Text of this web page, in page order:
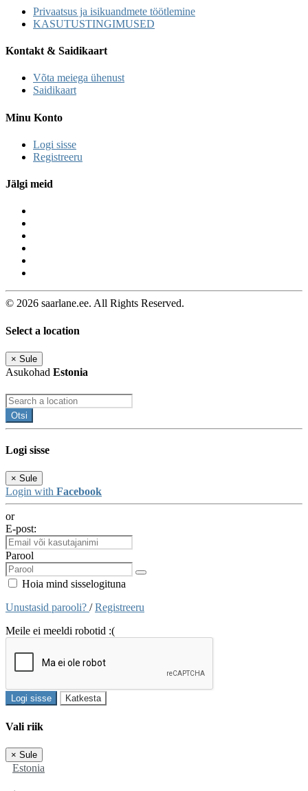
Privaatsus ja isikuandmete töötlemine
KASUTUSTINGIMUSED
Kontakt & Saidikaart
Võta meiega ühenust
Saidikaart
Minu Konto
Logi sisse
Registreeru
Jälgi meid
© 2026 saarlane.ee. All Rights Reserved.
Select a location
× Sule
Asukohad Estonia
Otsi
Logi sisse
× Sule
Login with Facebook
or
E-post:
Parool
Hoia mind sisselogituna
Unustasid parooli? /Registreeru
Meile ei meeldi robotid :(
Logi sisse Katkesta
Vali riik
× Sule
Estonia